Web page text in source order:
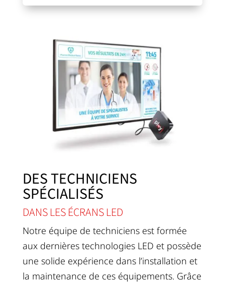
DES TECHNICIENS
SPÉCIALISÉS
DANS LES ÉCRANS LED
Notre équipe de techniciens est formée
aux dernières technologies LED et possède
une solide expérience dans l’installation et
la maintenance de ces équipements. Grâce